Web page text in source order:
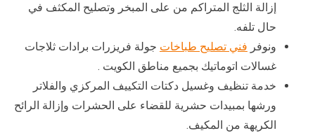
إزالة الثلج المتراكم من على المبخر وتصليح المكثف في
حال تلفه.
ونوفر فني تصليح طباخات جولة فريزرات برادات ثلاجات
غسالات اتوماتيك بجميع مناطق الكويت .
خدمة تنظيف وغسيل دكتات التكييف المركزي والفلاتر
ورشها بمبيدات حشرية للقضاء على الحشرات وإزالة الرائح
الكريهة من المكيف.